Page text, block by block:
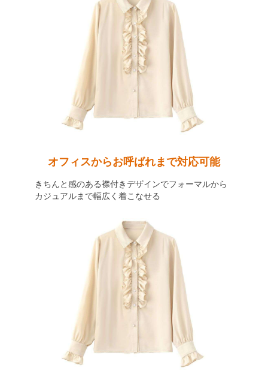
オフィスからお呼ばれまで対応可能
きちんと感のある襟付きデザインでフォーマルから
カジュアルまで幅広く着こなせる